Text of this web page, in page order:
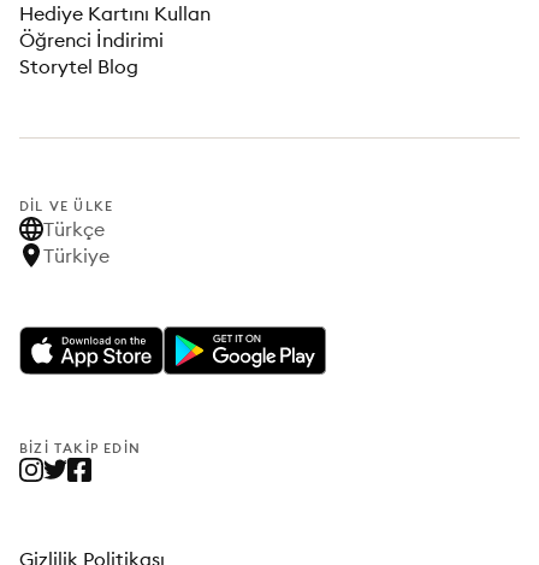
Hediye Kartını Kullan
Öğrenci İndirimi
Storytel Blog
DIL VE ÜLKE
Türkçe
Türkiye
BIZI TAKIP EDIN
Gizlilik Politikası